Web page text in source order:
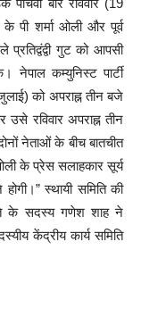
पांचवीं बार रविवार (19
पी शर्मा ओली और पूर्व
गुट को आपसी
कम्युनिस्ट पार्टी
को अपराह्न तीन बजे
रविवार अपराह्न तीन
नेताओं के बीच बातचीत
के प्रेस सलाहकार सूर्य
स्थायी समिति की
के सदस्य गणेश शाह ने
केंद्रीय कार्य समिति